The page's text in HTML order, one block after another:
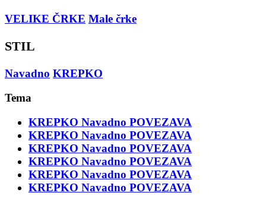
VELIKE ČRKE Male črke
STIL
Navadno KREPKO
Tema
KREPKO Navadno POVEZAVA
KREPKO Navadno POVEZAVA
KREPKO Navadno POVEZAVA
KREPKO Navadno POVEZAVA
KREPKO Navadno POVEZAVA
KREPKO Navadno POVEZAVA